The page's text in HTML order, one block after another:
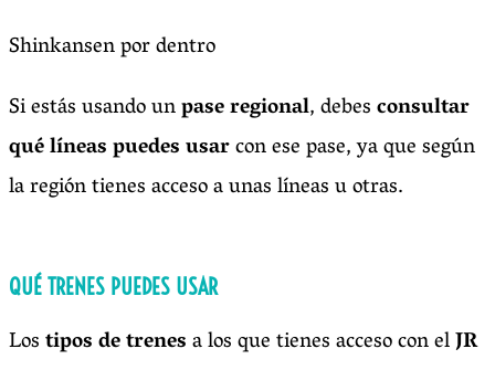
Shinkansen por dentro
Si estás usando unpase regional, debesconsultar
qué líneas puedes usarcon ese pase, ya que según
la región tienes acceso a unas líneas u otras.
QUÉ TRENES PUEDES USAR
Lostipos de trenesa los que tienes acceso con elJR